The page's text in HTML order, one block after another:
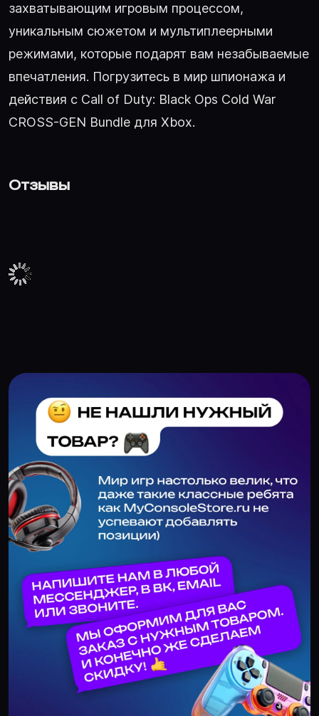
захватывающим игровым процессом,
уникальным сюжетом и мультиплеерными
режимами, которые подарят вам незабываемые
впечатления. Погрузитесь в мир шпионажа и
действия с Call of Duty: Black Ops Cold War
CROSS-GEN Bundle для Xbox.
Отзывы